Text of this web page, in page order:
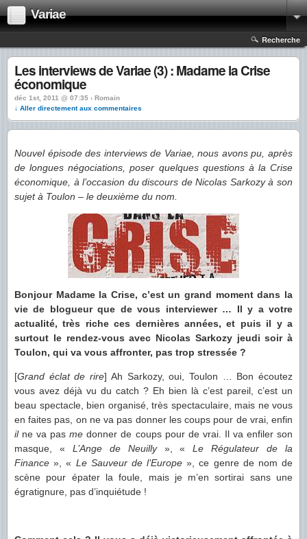
Variae
Recherche
Les interviews de Variae (3) : Madame la Crise
économique
déc 1st, 2011 @ 07:35 › Romain
↓ Aller directement aux commentaires
Nouvel épisode des interviews de Variae, nous avons pu, après
de longues négociations, poser quelques questions à la Crise
économique, à l’occasion du discours de Nicolas Sarkozy à son
sujet à Toulon – le deuxième du nom.
Bonjour Madame la Crise, c’est un grand moment dans la
vie de blogueur que de vous interviewer … Il y a votre
actualité, très riche ces dernières années, et puis il y a
surtout le rendez-vous avec Nicolas Sarkozy jeudi soir à
Toulon, qui va vous affronter, pas trop stressée ?
[Grand éclat de rire] Ah Sarkozy, oui, Toulon … Bon écoutez
vous avez déjà vu du catch ? Eh bien là c’est pareil, c’est un
beau spectacle, bien organisé, très spectaculaire, mais ne vous
en faites pas, on ne va pas donner les coups pour de vrai, enfin
ilne va pasme donner de coups pour de vrai. Il va enfiler son
masque, « L’Ange de Neuilly», «Le Régulateur de la
Finance », « Le Sauveur de l’Europe », ce genre de nom de
scène pour épater la foule, mais je m’en sortirai sans une
égratignure, pas d’inquiétude !